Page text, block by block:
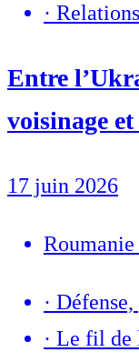
·
Entre
voisinage
17 juin 2026
Roumanie
·
· Le fil de